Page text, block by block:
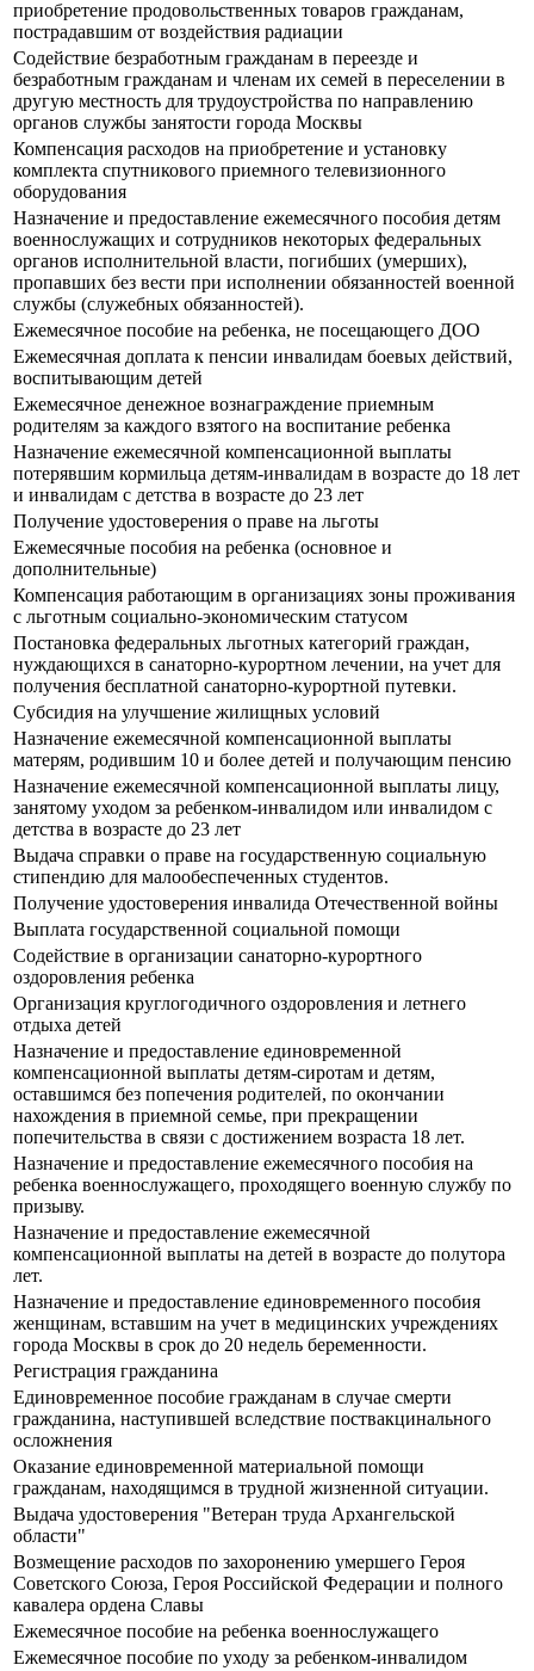
приобретение продовольственных товаров гражданам,
пострадавшим от воздействия радиации
Содействие безработным гражданам в переезде и
безработным гражданам и членам их семей в переселении в
другую местность для трудоустройства по направлению
органов службы занятости города Москвы
Компенсация расходов на приобретение и установку
комплекта спутникового приемного телевизионного
оборудования
Назначение и предоставление ежемесячного пособия детям
военнослужащих и сотрудников некоторых федеральных
органов исполнительной власти, погибших (умерших),
пропавших без вести при исполнении обязанностей военной
службы (служебных обязанностей).
Ежемесячное пособие на ребенка, не посещающего ДОО
Ежемесячная доплата к пенсии инвалидам боевых действий,
воспитывающим детей
Ежемесячное денежное вознаграждение приемным
родителям за каждого взятого на воспитание ребенка
Назначение ежемесячной компенсационной выплаты
потерявшим кормильца детям-инвалидам в возрасте до 18 лет
и инвалидам с детства в возрасте до 23 лет
Получение удостоверения о праве на льготы
Ежемесячные пособия на ребенка (основное и
дополнительные)
Компенсация работающим в организациях зоны проживания
с льготным социально-экономическим статусом
Постановка федеральных льготных категорий граждан,
нуждающихся в санаторно-курортном лечении, на учет для
получения бесплатной санаторно-курортной путевки.
Субсидия на улучшение жилищных условий
Назначение ежемесячной компенсационной выплаты
матерям, родившим 10 и более детей и получающим пенсию
Назначение ежемесячной компенсационной выплаты лицу,
занятому уходом за ребенком-инвалидом или инвалидом с
детства в возрасте до 23 лет
Выдача справки о праве на государственную социальную
стипендию для малообеспеченных студентов.
Получение удостоверения инвалида Отечественной войны
Выплата государственной социальной помощи
Содействие в организации санаторно-курортного
оздоровления ребенка
Организация круглогодичного оздоровления и летнего
отдыха детей
Назначение и предоставление единовременной
компенсационной выплаты детям-сиротам и детям,
оставшимся без попечения родителей, по окончании
нахождения в приемной семье, при прекращении
попечительства в связи с достижением возраста 18 лет.
Назначение и предоставление ежемесячного пособия на
ребенка военнослужащего, проходящего военную службу по
призыву.
Назначение и предоставление ежемесячной
компенсационной выплаты на детей в возрасте до полутора
лет.
Назначение и предоставление единовременного пособия
женщинам, вставшим на учет в медицинских учреждениях
города Москвы в срок до 20 недель беременности.
Регистрация гражданина
Единовременное пособие гражданам в случае смерти
гражданина, наступившей вследствие поствакцинального
осложнения
Оказание единовременной материальной помощи
гражданам, находящимся в трудной жизненной ситуации.
Выдача удостоверения "Ветеран труда Архангельской
области"
Возмещение расходов по захоронению умершего Героя
Советского Союза, Героя Российской Федерации и полного
кавалера ордена Славы
Ежемесячное пособие на ребенка военнослужащего
Ежемесячное пособие по уходу за ребенком-инвалидом